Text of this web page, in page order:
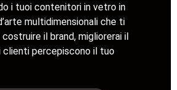
i tuoi contenitori in vetro in
multidimensionali che ti
costruire il brand, migliorerai il
clienti percepiscono il tuo